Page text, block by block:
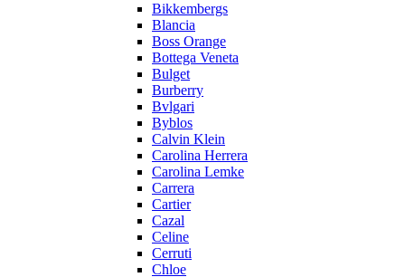
Bikkembergs
Blancia
Boss Orange
Bottega Veneta
Bulget
Burberry
Bvlgari
Byblos
Calvin Klein
Carolina Herrera
Carolina Lemke
Carrera
Cartier
Cazal
Celine
Cerruti
Chloe